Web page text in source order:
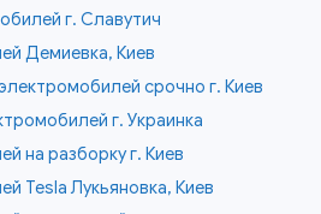
г. Славутич
Демиевка, Киев
срочно г. Киев
г. Украинка
на разборку г. Киев
Tesla Лукьяновка, Киев